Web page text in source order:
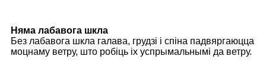
Няма лабавога шкла
Без лабавога шкла галава, грудзі і спіна падвяргаюцца
моцнаму ветру, што робіць іх успрымальнымі да ветру.